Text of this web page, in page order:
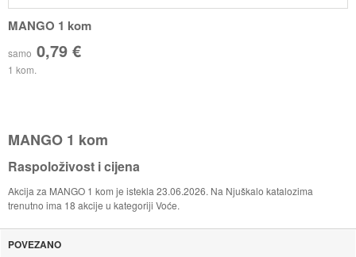
MANGO 1 kom
samo 0,79 €
1 kom.
MANGO 1 kom
Raspoloživost i cijena
Akcija za MANGO 1 kom je istekla 23.06.2026. Na Njuškalo katalozima
trenutno ima 18 akcije u kategoriji Voće.
POVEZANO